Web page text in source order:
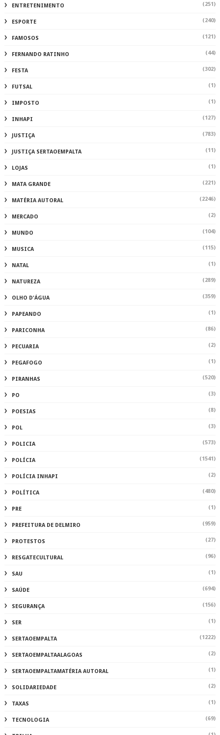
ENTRETENIMENTO (251)
ESPORTE (240)
FAMOSOS (121)
FERNANDO RATINHO (44)
FESTA (302)
FUTSAL (1)
IMPOSTO (1)
INHAPI (127)
JUSTIÇA (783)
JUSTIÇA SERTAOEMPALTA (11)
LOJAS (1)
MATA GRANDE (221)
MATÉRIA AUTORAL (2246)
MERCADO (2)
MUNDO (104)
MUSICA (115)
NATAL (1)
NATUREZA (289)
OLHO D'ÁGUA (359)
PAPEANDO (1)
PARICONHA (86)
PECUARIA (2)
PEGAFOGO (1)
PIRANHAS (520)
PO (3)
POESIAS (8)
POL (3)
POLICIA (573)
POLÍCIA (1541)
POLÍCIA INHAPI (2)
POLÍTICA (480)
PRE (1)
PREFEITURA DE DELMIRO (959)
PROTESTOS (27)
RESGATECULTURAL (96)
SAU (1)
SAÚDE (694)
SEGURANÇA (156)
SER (1)
SERTAOEMPALTA (1222)
SERTAOEMPALTAALAGOAS (2)
SERTAOEMPALTAMATÉRIA AUTORAL (1)
SOLIDARIEDADE (2)
TAXAS (1)
TECNOLOGIA (69)